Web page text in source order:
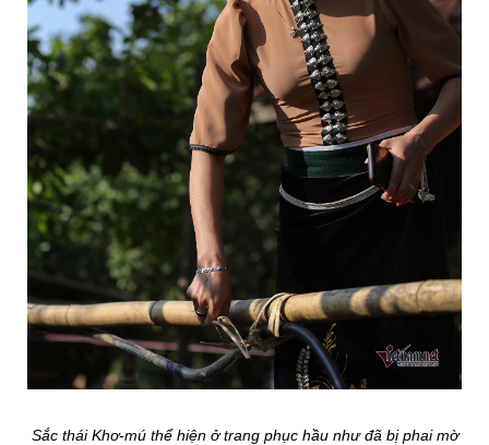
Sắc thái Khơ-mú thể hiện ở trang phục hầu như đã bị phai mờ